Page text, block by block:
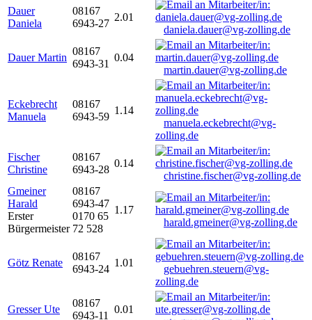
Dauer
Daniela
08167
6943-27
2.01
daniela.dauer@vg-zolling.de
Dauer Martin
08167
6943-31
0.04
martin.dauer@vg-zolling.de
Eckebrecht
Manuela
08167
6943-59
1.14
manuela.eckebrecht@vg-
zolling.de
Fischer
Christine
08167
6943-28
0.14
christine.fischer@vg-zolling.de
Gmeiner
Harald
Erster
Bürgermeister
08167
6943-47
0170 65
72 528
1.17
harald.gmeiner@vg-zolling.de
Götz Renate
08167
6943-24
1.01
gebuehren.steuern@vg-
zolling.de
Gresser Ute
08167
6943-11
0.01